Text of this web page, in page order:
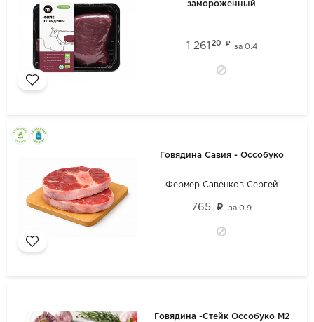
замороженный
1 261 20 за 0.4
Говядина Савия - Оссобуко
Фермер Савенков Сергей
765 за0.9
Говядина -Стейк Оссобуко М2